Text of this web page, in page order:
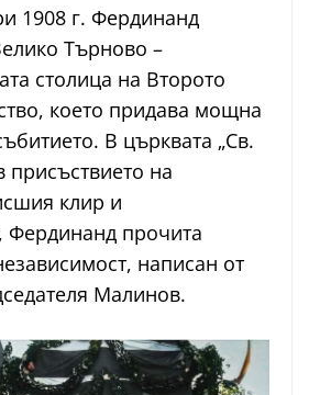
1908 г. Фердинанд
Търново –
столица на Второто
което придава мощна
В църквата „Св.
присъствието на
клир и
Фердинанд прочита
написан от
Малинов.